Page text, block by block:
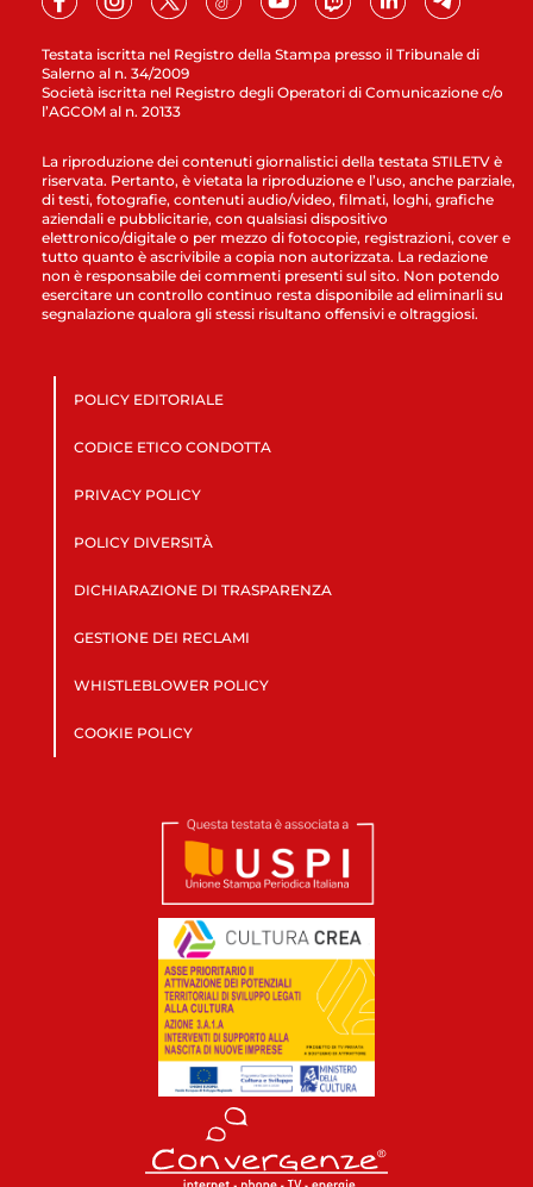
Testata iscritta nel Registro della Stampa presso il Tribunale di
Salerno al n. 34/2009
Società iscritta nel Registro degli Operatori di Comunicazione c/o
l’AGCOM al n. 20133
La riproduzione dei contenuti giornalistici della testata STILETV è
riservata. Pertanto, è vietata la riproduzione e l’uso, anche parziale,
di testi, fotografie, contenuti audio/video, filmati, loghi, grafiche
aziendali e pubblicitarie, con qualsiasi dispositivo
elettronico/digitale o per mezzo di fotocopie, registrazioni, cover e
tutto quanto è ascrivibile a copia non autorizzata. La redazione
non è responsabile dei commenti presenti sul sito. Non potendo
esercitare un controllo continuo resta disponibile ad eliminarli su
segnalazione qualora gli stessi risultano offensivi e oltraggiosi.
POLICY EDITORIALE
CODICE ETICO CONDOTTA
PRIVACY POLICY
POLICY DIVERSITÀ
DICHIARAZIONE DI TRASPARENZA
GESTIONE DEI RECLAMI
WHISTLEBLOWER POLICY
COOKIE POLICY